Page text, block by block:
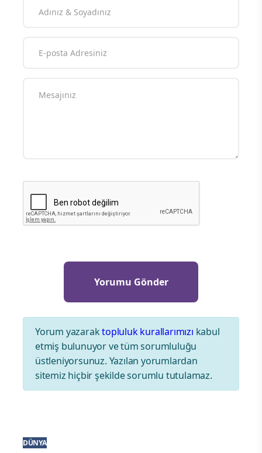
Yorum yazaraktopluluk kurallarımızı kabul
etmiş bulunuyor ve tüm sorumluluğu
üstleniyorsunuz. Yazılan yorumlardan
sitemiz hiçbir şekilde sorumlu tutulamaz.
DÜNYA